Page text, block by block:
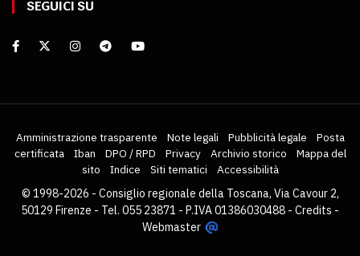
SEGUICI SU
Amministrazione trasparente Note legali Pubblicità legale
Posta
certificata
Iban DPO / RPD Privacy Archivio storico
Mappa del
sito
Indice Siti tematici
Accessibilità
© 1998-2026 - Consiglio regionale della Toscana, Via Cavour 2,
50129 Firenze - Tel. 055 23871 - P.IVA 01386030488 - Credits -
Webmaster